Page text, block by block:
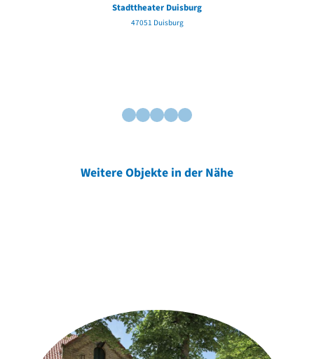
Stadttheater Duisburg
47051 Duisburg
Weitere Objekte in der Nähe